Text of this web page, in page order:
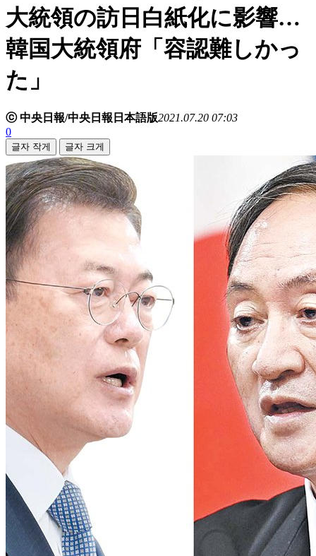
大統領の訪日白紙化に影響…
韓国大統領府「容認難しかっ
た」
ⓒ 中央日報/中央日報日本語版2021.07.20 07:03
0
글자 작게 글자 크게